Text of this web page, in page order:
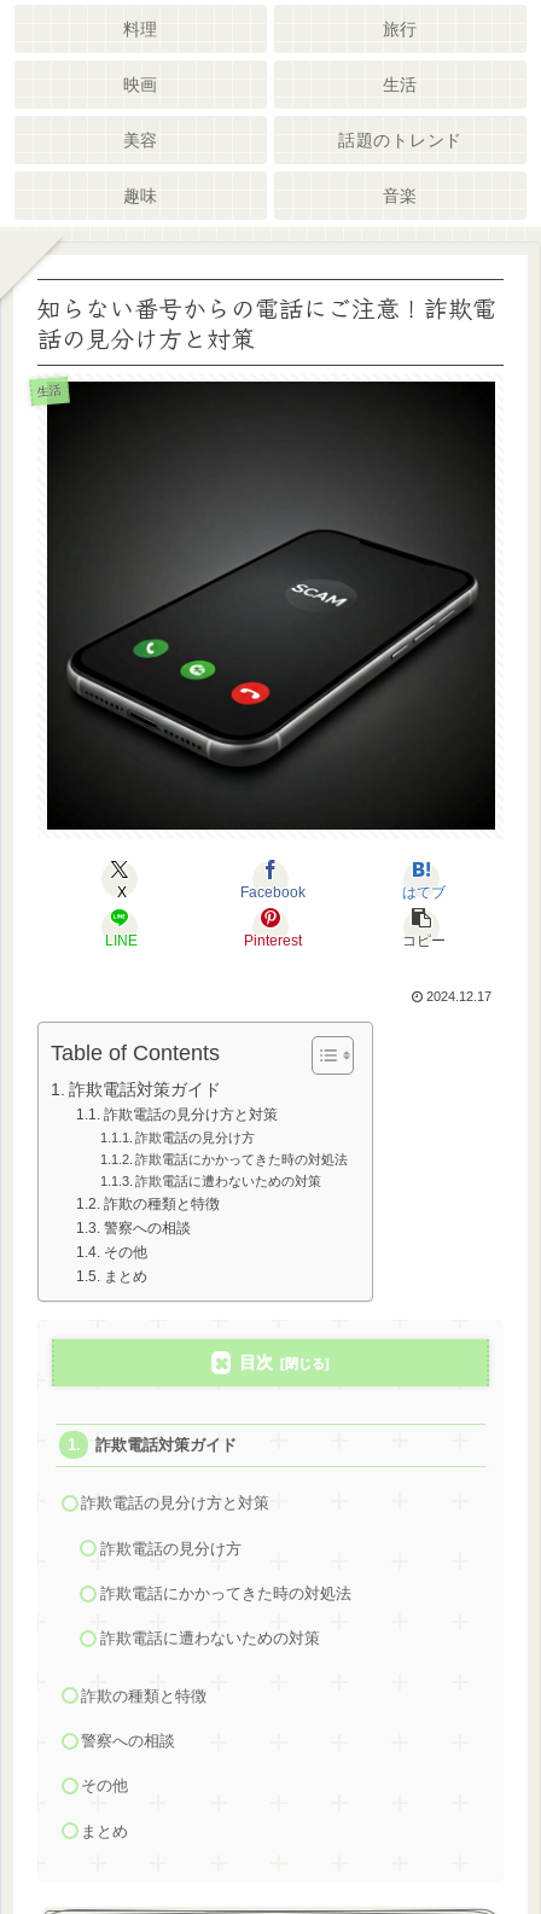
料理 旅行
映画 生活
美容 話題のトレンド
趣味 音楽
知らない番号からの電話にご注意！詐欺電
話の見分け方と対策
生活
X Facebook はてブ
LINE Pinterest コピー
2024.12.17
Table of Contents
詐欺電話対策ガイド
詐欺電話の見分け方と対策
詐欺電話の見分け方
詐欺電話にかかってきた時の対処法
詐欺電話に遭わないための対策
詐欺の種類と特徴
警察への相談
その他
まとめ
目次
詐欺電話対策ガイド
詐欺電話の見分け方と対策
詐欺電話の見分け方
詐欺電話にかかってきた時の対処法
詐欺電話に遭わないための対策
詐欺の種類と特徴
警察への相談
その他
まとめ